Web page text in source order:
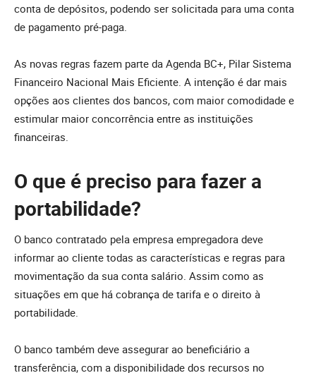
conta de depósitos, podendo ser solicitada para uma conta
de pagamento pré-paga.
As novas regras fazem parte da Agenda BC+, Pilar Sistema
Financeiro Nacional Mais Eficiente. A intenção é dar mais
opções aos clientes dos bancos, com maior comodidade e
estimular maior concorrência entre as instituições
financeiras.
O que é preciso para fazer a
portabilidade?
O banco contratado pela empresa empregadora deve
informar ao cliente todas as características e regras para
movimentação da sua conta salário. Assim como as
situações em que há cobrança de tarifa e o direito à
portabilidade.
O banco também deve assegurar ao beneficiário a
transferência, com a disponibilidade dos recursos no